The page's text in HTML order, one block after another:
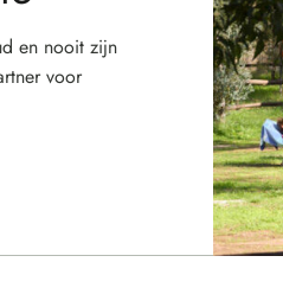
en nooit zijn
voor